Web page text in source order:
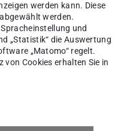
10-jährigen
werden kann. Diese
werden.
und
„Statistik“ die Auswertung
„Matomo“ regelt.
Cookies erhalten Sie in